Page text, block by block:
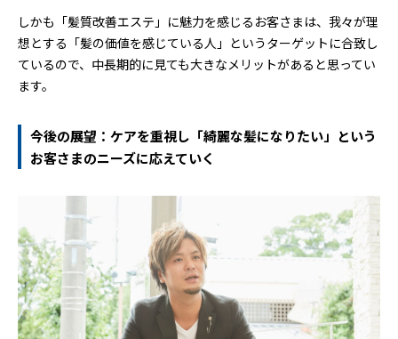
しかも「髪質改善エステ」に魅力を感じるお客さまは、我々が理
想とする「髪の価値を感じている人」というターゲットに合致し
ているので、中長期的に見ても大きなメリットがあると思ってい
ます。
今後の展望：ケアを重視し「綺麗な髪になりたい」という
お客さまのニーズに応えていく